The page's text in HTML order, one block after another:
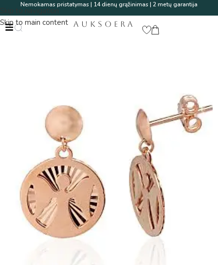
Skip to navigation
Skip to main content
Nemokamas pristatymas | 14 dienų grąžinimas | 2 metų garantija
AUKSOERA